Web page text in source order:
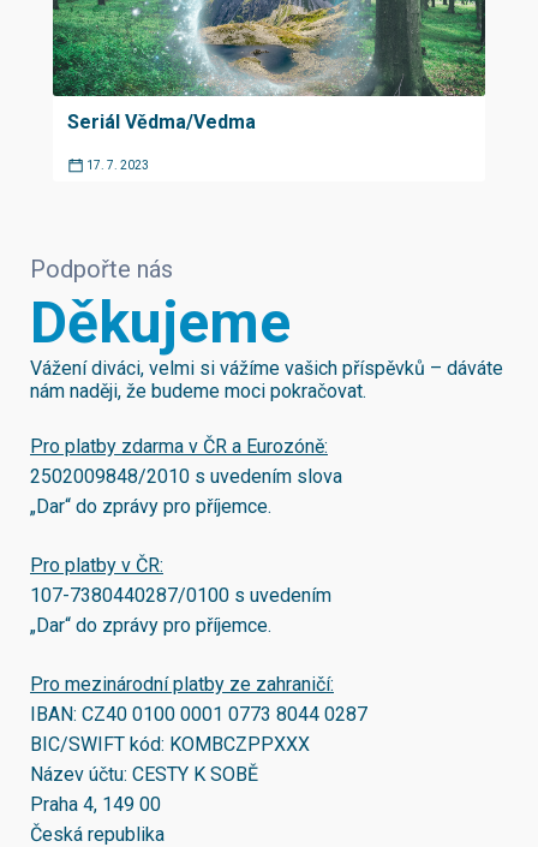
Seriál Vědma/Vedma
17. 7. 2023
Podpořte nás
Děkujeme
Vážení diváci, velmi si vážíme vašich příspěvků – dáváte
nám naději, že budeme moci pokračovat.
Pro platby zdarma v ČR a Eurozóně:
2502009848/2010 s uvedením slova
„Dar“ do zprávy pro příjemce.
Pro platby v ČR:
107-7380440287/0100 s uvedením
„Dar“ do zprávy pro příjemce.
Pro mezinárodní platby ze zahraničí:
IBAN: CZ40 0100 0001 0773 8044 0287
BIC/SWIFT kód: KOMBCZPPXXX
Název účtu: CESTY K SOBĚ
Praha 4, 149 00
Česká republika